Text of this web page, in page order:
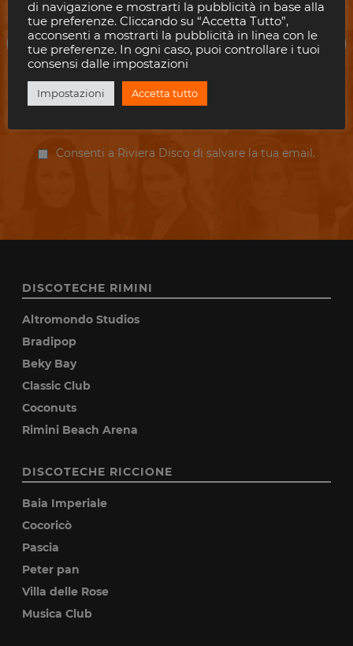
ISCRIVITI
Consenti a Riviera Disco di salvare la tua email.
DISCOTECHE RIMINI
Altromondo Studios
Bradipop
Beky Bay
Classic Club
Coconuts
Rimini Beach Arena
DISCOTECHE RICCIONE
Baia Imperiale
Cocoricò
Pascia
Peter pan
Villa delle Rose
Musica Club
di navigazione e mostrarti la pubblicità in base alla
tue preferenze. Cliccando su “Accetta Tutto”,
acconsenti a mostrarti la pubblicità in linea con le
tue preferenze. In ogni caso, puoi controllare i tuoi
consensi dalle impostazioni
Impostazioni Accetta tutto